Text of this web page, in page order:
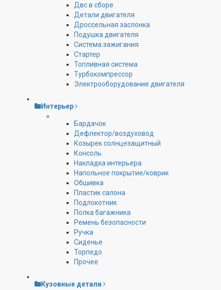
Двс в сборе
Детали двигателя
Дроссельная заслонка
Подушка двигателя
Система зажигания
Стартер
Топливная система
Турбокомпрессор
Электрооборудование двигателя
Интерьер
Бардачок
Дефлектор/воздуховод
Козырек солнцезащитный
Консоль
Накладка интерьера
Напольное покрытие/коврик
Обшивка
Пластик салона
Подлокотник
Полка багажника
Ремень безопасности
Ручка
Сиденье
Торпедо
Прочее
Кузовные детали